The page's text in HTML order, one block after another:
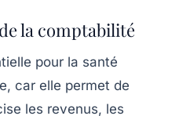
la comptabilité
pour la santé
car elle permet de
les revenus, les